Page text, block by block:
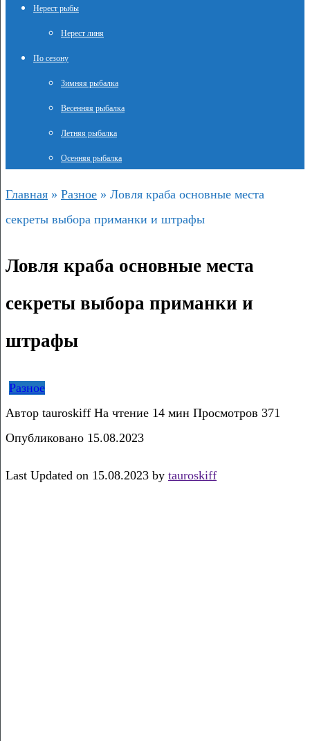
Нерест рыбы
Нерест линя
По сезону
Зимняя рыбалка
Весенняя рыбалка
Летняя рыбалка
Осенняя рыбалка
Главная » Разное » Ловля краба основные места
секреты выбора приманки и штрафы
Ловля краба основные места
секреты выбора приманки и
штрафы
Разное
Автор tauroskiff На чтение 14 мин Просмотров 371
Опубликовано 15.08.2023
Last Updated on 15.08.2023 by tauroskiff